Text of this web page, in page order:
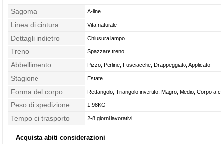
Sagoma A-line
Linea di cintura Vita naturale
Dettagli indietro Chiusura lampo
Treno Spazzare treno
Abbellimento Pizzo, Perline, Fusciacche, Drappeggiato, Applicato
Stagione Estate
Forma del corpo Rettangolo, Triangolo invertito, Magro, Medio, Corpo a
Peso di spedizione 1.98KG
Tempo di trasporto 2-8 giorni lavorativi.
Acquista abiti considerazioni